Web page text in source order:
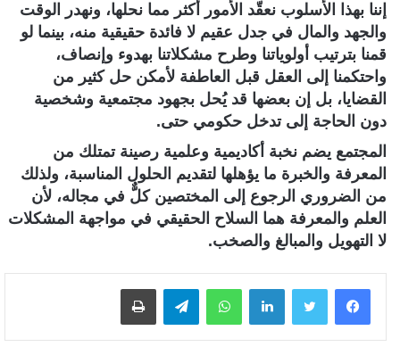
إننا بهذا الأسلوب نعقّد الأمور أكثر مما نحلها، ونهدر الوقت
والجهد والمال في جدل عقيم لا فائدة حقيقية منه، بينما لو
قمنا بترتيب أولوياتنا وطرح مشكلاتنا بهدوء وإنصاف،
واحتكمنا إلى العقل قبل العاطفة لأمكن حل كثير من
القضايا، بل إن بعضها قد يُحل بجهود مجتمعية وشخصية
دون الحاجة إلى تدخل حكومي حتى.
المجتمع يضم نخبة أكاديمية وعلمية رصينة تمتلك من
المعرفة والخبرة ما يؤهلها لتقديم الحلول المناسبة، ولذلك
من الضروري الرجوع إلى المختصين كلٌّ في مجاله، لأن
العلم والمعرفة هما السلاح الحقيقي في مواجهة المشكلات
لا التهويل والمبالغ والصخب.
لينكدإن واتساب